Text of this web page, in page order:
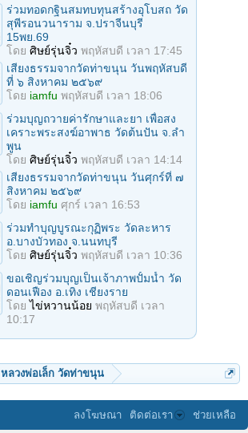
ร่วมทอดกฐินสมทบทุนสร้างอุโบสถ วัด
สุพีรอนวนาราม จ.ปราจีนบุรี
15พย.69
โดย ศิษย์รุ่นจิ๋ว พฤหัสบดี เวลา 17:45
เสียงธรรมจากวัดท่าขนุน วันพฤหัสบดี
ที่ ๖ สิงหาคม ๒๕๖๙
โดย iamfu พฤหัสบดี เวลา 18:06
ร่วมบุญถวายค่ารักษาและยา เพื่อสง
เคราะพระสงฆ์อาพาธ วัดต้นปัน จ.ลํา
พูน
โดย ศิษย์รุ่นจิ๋ว พฤหัสบดี เวลา 14:14
เสียงธรรมจากวัดท่าขนุน วันศุกร์ที่ ๗
สิงหาคม ๒๕๖๙
โดย iamfu ศุกร์ เวลา 16:53
ร่วมทําบุญบูรณะกุฏิพระ วัดละหาร
อ.บางบัวทอง จ.นนทบุรี
โดย ศิษย์รุ่นจิ๋ว พฤหัสบดี เวลา 10:36
ขอเชิญร่วมบุญเป็นเจ้าภาพปั้มน้ำ วัด
ดอนเฟือง อ.เทิง เชียงราย
โดยไข่หวานน้อย พฤหัสบดี เวลา
10:17
หลวงพ่อเล็ก วัดท่าขนุน
ลงโฆษณา ติดต่อเรา ช่วยเหลือ